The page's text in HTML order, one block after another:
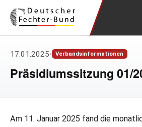
17.01.2025• Verbandsinformationen
Präsidiumssitzung 01/
Am 11. Januar 2025 fand die